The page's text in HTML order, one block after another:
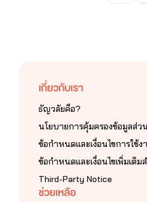
เกี่ยวกับเรา
ธัญวลัยคือ?
นโยบายการคุ้มครองข้อมูลส่ว
ข้อกำหนดและเงื่อนไขการใช้ง
ข้อกำหนดและเงื่อนไขเพิ่มเติ
Third-Party Notice
ช่วยเหลือ